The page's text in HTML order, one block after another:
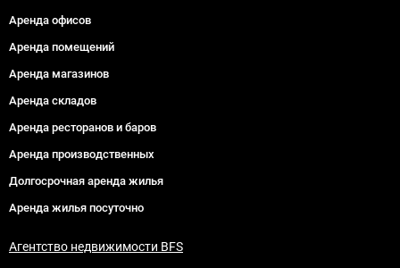
Аренда офисов
Аренда помещений
Аренда магазинов
Аренда складов
Аренда ресторанов и баров
Аренда производственных
Долгосрочная аренда жилья
Аренда жилья посуточно
Агентство недвижимости BFS